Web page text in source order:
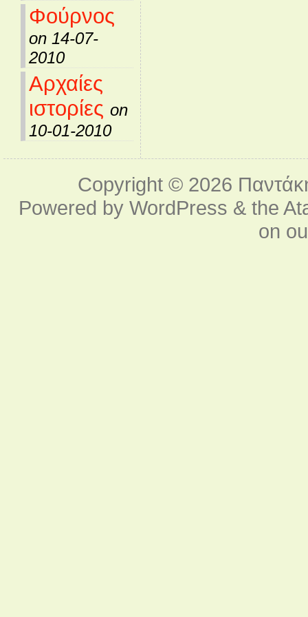
Φούρνος
on 14-07-
2010
Αρχαίες
ιστορίες on
10-01-2010
Copyright © 2026
Powered byWordPress & the
on